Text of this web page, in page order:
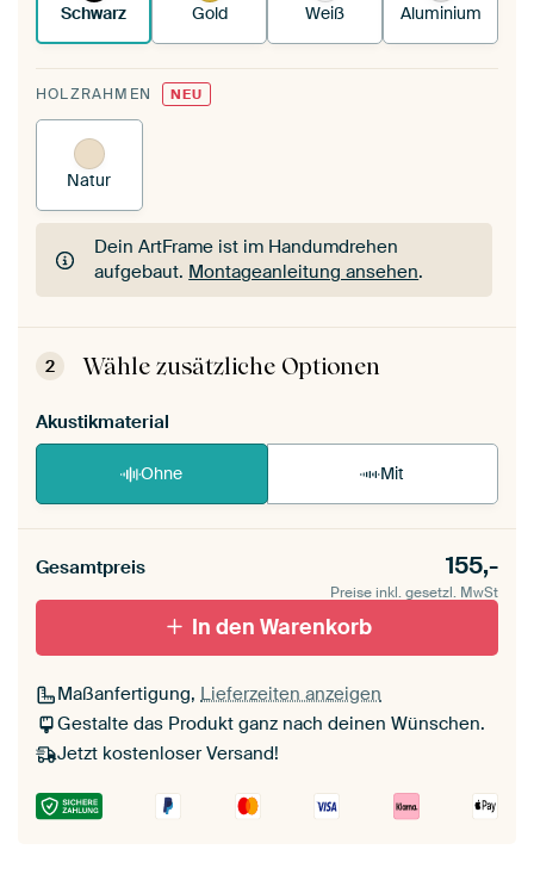
Schwarz Gold Weiß Aluminium
HOLZRAHMEN NEU
Natur
Dein ArtFrame ist im Handumdrehen
aufgebaut. Montageanleitung ansehen.
Dein ArtFrame ist im Handumdrehen
aufgebaut.Montageanleitung ansehen
2 Wähle zusätzliche Optionen
Akustikmaterial
Ohne Mit
Gesamtpreis 155,-
Preise inkl. gesetzl. MwSt
In den Warenkorb
Maßanfertigung, Lieferzeiten anzeigen
Gestalte das Produkt ganz nach deinen Wünschen.
Jetzt kostenloser Versand!